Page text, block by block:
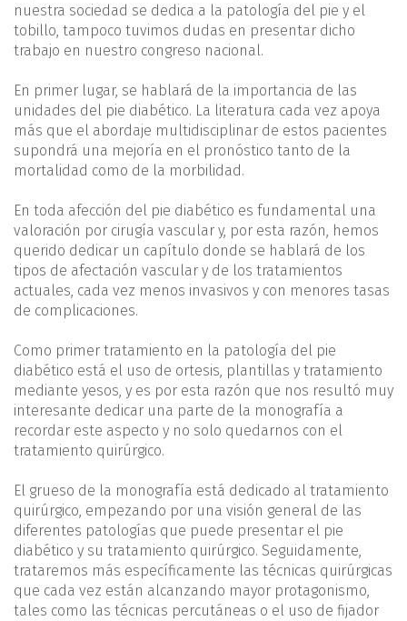
nuestra sociedad se dedica a la patología del pie y el
tobillo, tampoco tuvimos dudas en presentar dicho
trabajo en nuestro congreso nacional.
En primer lugar, se hablará de la importancia de las
unidades del pie diabético. La literatura cada vez apoya
más que el abordaje multidisciplinar de estos pacientes
supondrá una mejoría en el pronóstico tanto de la
mortalidad como de la morbilidad.
En toda afección del pie diabético es fundamental una
valoración por cirugía vascular y, por esta razón, hemos
querido dedicar un capítulo donde se hablará de los
tipos de afectación vascular y de los tratamientos
actuales, cada vez menos invasivos y con menores tasas
de complicaciones.
Como primer tratamiento en la patología del pie
diabético está el uso de ortesis, plantillas y tratamiento
mediante yesos, y es por esta razón que nos resultó muy
interesante dedicar una parte de la monografía a
recordar este aspecto y no solo quedarnos con el
tratamiento quirúrgico.
El grueso de la monografía está dedicado al tratamiento
quirúrgico, empezando por una visión general de las
diferentes patologías que puede presentar el pie
diabético y su tratamiento quirúrgico. Seguidamente,
trataremos más específicamente las técnicas quirúrgicas
que cada vez están alcanzando mayor protagonismo,
tales como las técnicas percutáneas o el uso de fijador